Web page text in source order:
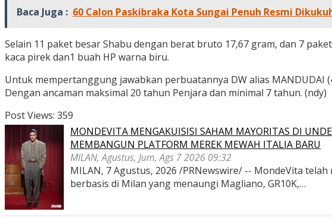
Baca Juga : 60 Calon Paskibraka Kota Sungai Penuh Resmi
Selain 11 paket besar Shabu dengan berat bruto 17,67 gram, dan 7
kaca pirek dan1 buah HP warna biru.
Untuk mempertanggung jawabkan perbuatannya DW alias MANDUDAI
Dengan ancaman maksimal 20 tahun Penjara dan minimal 7 tahun. (ndy)
Post Views: 359
MONDEVITA MENGAKUISISI SAHAM MAYORITAS DI
MEMBANGUN PLATFORM MEREK MEWAH ITALIA BARU
MILAN, Agustus, Jum, Ags 7 2026 09:32
MILAN, 7 Agustus, 2026 /PRNewswire/ -- MondeVita
berbasis di Milan yang menaungi Magliano, GR10K,…